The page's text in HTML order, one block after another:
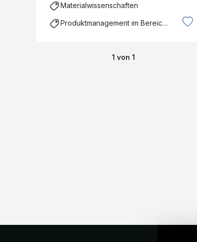
Materialwissenschaften
Produktmanagement im Bereich Ingenieurswesen
1 von 1